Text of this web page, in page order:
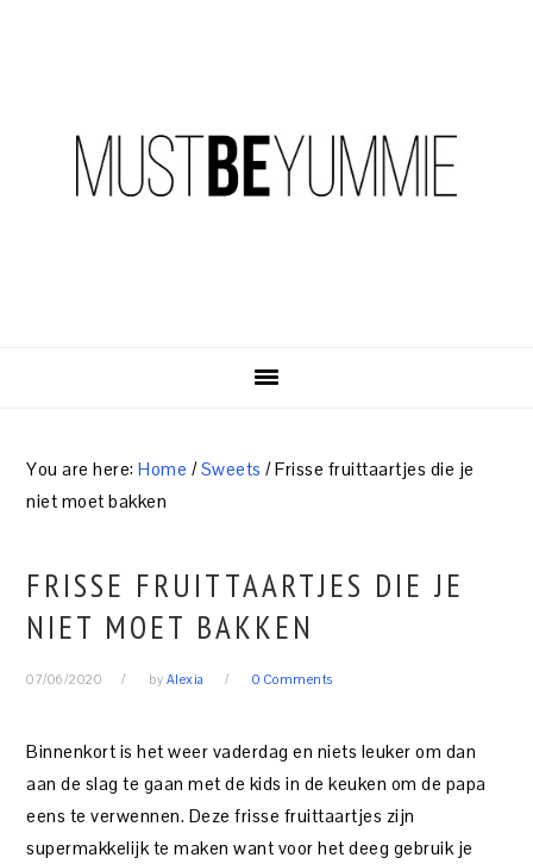
You are here:Home /Sweets /Frisse fruittaartjes die je
niet moet bakken
FRISSE FRUITTAARTJES DIE JE
NIET MOET BAKKEN
07/06/2020 by Alexia 0 Comments
Binnenkort is het weer vaderdag en niets leuker om dan
aan de slag te gaan met de kids in de keuken om de papa
eens te verwennen. Deze frisse fruittaartjes zijn
supermakkelijk te maken want voor het deeg gebruik je